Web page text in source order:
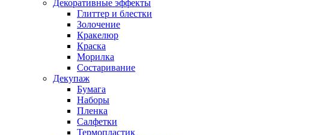
Декоративные эффекты
Глиттер и блестки
Золочение
Кракелюр
Краска
Морилка
Состаривание
Декупаж
Бумага
Наборы
Пленка
Салфетки
Термопластик